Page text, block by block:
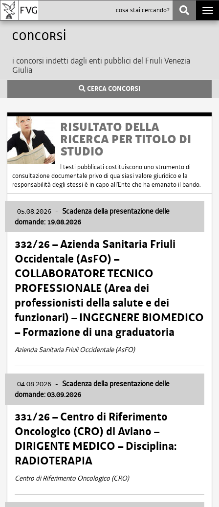
Concorsi
i concorsi indetti dagli enti pubblici del Friuli Venezia
Giulia
CERCA CONCORSI
RISULTATO DELLA
RICERCA PER TITOLO DI
STUDIO
I testi pubblicati costituiscono uno strumento di
consultazione documentale privo di qualsiasi valore giuridico e la
responsabilità degli stessi è in capo all'Ente che ha emanato il bando.
05.08.2026 - Scadenza della presentazione delle
domande: 19.08.2026
332/26 – Azienda Sanitaria Friuli
Occidentale (AsFO) –
COLLABORATORE TECNICO
PROFESSIONALE (Area dei
professionisti della salute e dei
funzionari) – INGEGNERE BIOMEDICO
– Formazione di una graduatoria
Azienda Sanitaria Friuli Occidentale (AsFO)
04.08.2026 - Scadenza della presentazione delle
domande: 03.09.2026
331/26 – Centro di Riferimento
Oncologico (CRO) di Aviano –
DIRIGENTE MEDICO – Disciplina:
RADIOTERAPIA
Centro di Riferimento Oncologico (CRO)